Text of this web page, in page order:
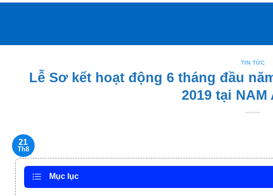
Bỏ
dung
TIN TỨC
Lễ Sơ kết hoạt động 6 tháng đầu
2019 tại NAM
21
Th8
Mục lục